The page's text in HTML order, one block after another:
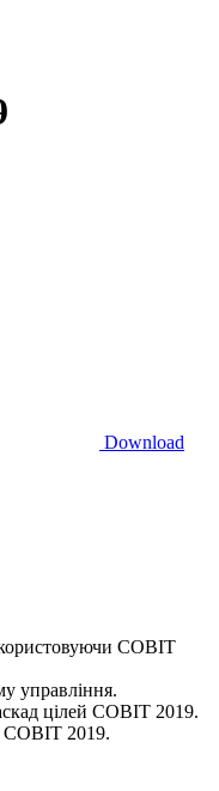
Download
COBIT
управління.
цілей COBIT 2019.
COBIT 2019.